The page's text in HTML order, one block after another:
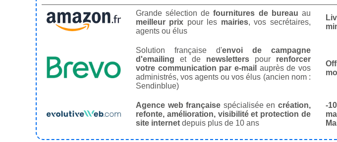
Grande sélection defournitures de bureau au
meilleur prix pour les mairies, vos secrétaires,
agents ou élus
Solution française d'envoi de campagne
d'emailing et de newsletterspour renforcer
votre communication par e-mail auprès de vos
administrés, vos agents ou vos élus (ancien nom :
Sendinblue)
Agence web française spécialisée en création,
refonte, amélioration, visibilité et protection de
site internet depuis plus de 10 ans
-